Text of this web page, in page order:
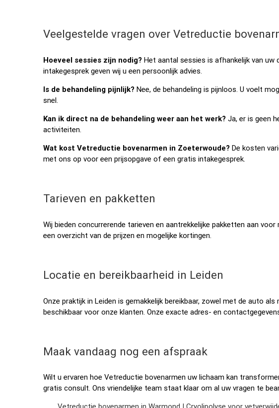
Veelgestelde vragen over Vetreductie
Hoeveel sessies zijn nodig? Het aantal sessies is afhankelijk van uw
intakegesprek geven wij u een persoonlijk advies.
Is de behandeling pijnlijk? Nee, de behandeling is pijnloos. U voelt
snel.
Kan ik direct na de behandeling weer aan het werk? Ja, er is geen
activiteiten.
Wat kost Vetreductie bovenarmen in Zoeterwoude? De kosten
met ons op voor een prijsopgave of een gratis intakegesprek.
Tarieven en pakketten
Wij bieden concurrerende tarieven en aantrekkelijke pakketten aan
een overzicht van de prijzen en mogelijke kortingen.
Locatie en bereikbaarheid in Leiden
Onze praktijk in Leiden is gemakkelijk bereikbaar, zowel met de auto
beschikbaar voor onze klanten. Onze exacte adres- en
Maak vandaag nog een afspraak
Wilt u ervaren hoe Vetreductie bovenarmen uw lichaam kan
gratis consult. Ons vriendelijke team staat klaar om al uw vragen te